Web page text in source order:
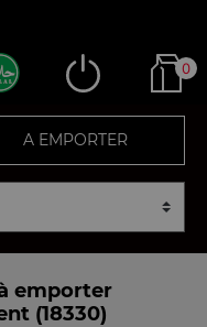
0
A EMPORTER
emporter
(18330)